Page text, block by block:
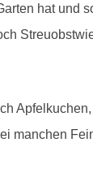
hat und
manchen